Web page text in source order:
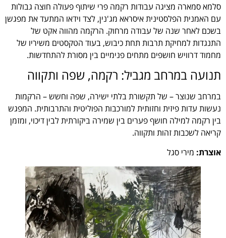
סלמא סמארה מציגה עבודות רקמה פרי שיתוף פעולה חוצה גבולות
עם האמנית הפלסטינית איסראא מג'נין, לצד וידאו המתעד את מפגשן
בשכם לאחר שנה של עבודה מרחוק. הרקמה מהווה אקט של
התנגדות למחיקת תרבות תחת כיבוש, בעוד הטקסטים משיריו של
מחמוד דרוויש חושפים מתחים פנימיים בין מסורת להתחדשות.
תנועה במרחב מגביל: רקמה, שפה ותקווה
במרחב שנוצר – של תקשורת בלתי ישירה, שפה וחשש – הרקמות
נעשות עדות פיזית וחזותית למורכבות הפוליטית והתרבותית. המפגש
בין רקמה למילה חושף פערים בין שמירה ביקורתית לבין דיכוי, ומזמן
קריאה לשכבות זהות ותקווה.
אוצרת: מירי סגל